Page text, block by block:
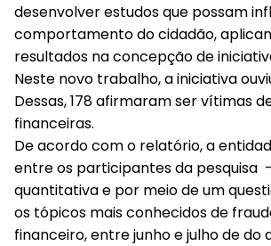
desenvolver estudos que possam
comportamento do cidadão,
resultados na concepção de
Neste novo trabalho, a iniciativa
Dessas, 178 afirmaram ser vítimas
financeiras.
De acordo com o relatório, a
entre os participantes da pesquisa
quantitativa e por meio de um
os tópicos mais conhecidos de
financeiro, entre junho e julho de do